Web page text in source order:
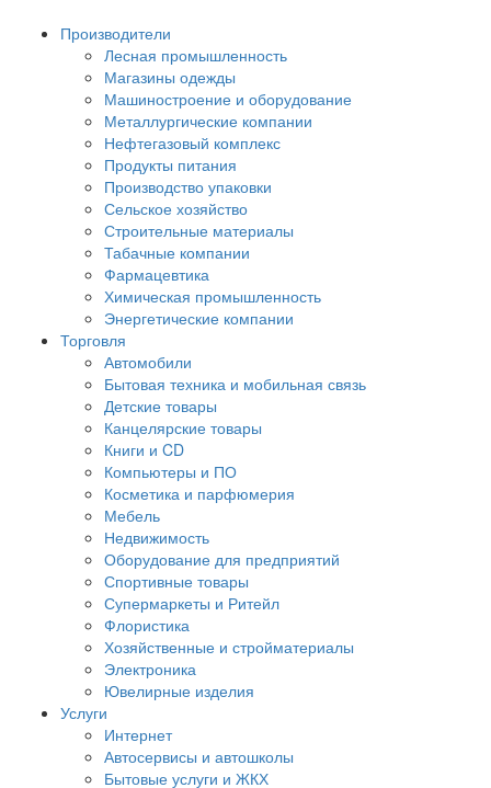
Производители
Лесная промышленность
Магазины одежды
Машиностроение и оборудование
Металлургические компании
Нефтегазовый комплекс
Продукты питания
Производство упаковки
Сельское хозяйство
Строительные материалы
Табачные компании
Фармацевтика
Химическая промышленность
Энергетические компании
Торговля
Автомобили
Бытовая техника и мобильная связь
Детские товары
Канцелярские товары
Книги и CD
Компьютеры и ПО
Косметика и парфюмерия
Мебель
Недвижимость
Оборудование для предприятий
Спортивные товары
Супермаркеты и Ритейл
Флористика
Хозяйственные и стройматериалы
Электроника
Ювелирные изделия
Услуги
Интернет
Автосервисы и автошколы
Бытовые услуги и ЖКХ